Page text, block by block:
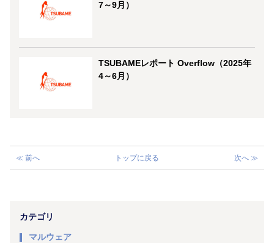
7～9月）
TSUBAMEレポート Overflow（2025年
4～6月）
≪ 前へ トップに戻る 次へ ≫
カテゴリ
マルウェア